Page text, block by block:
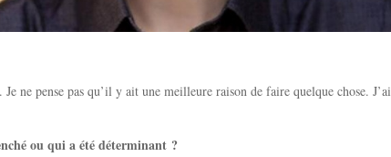
ne pense pas qu’il y ait une meilleure raison de faire quelque chose. J’ai
ou qui a été déterminant ?